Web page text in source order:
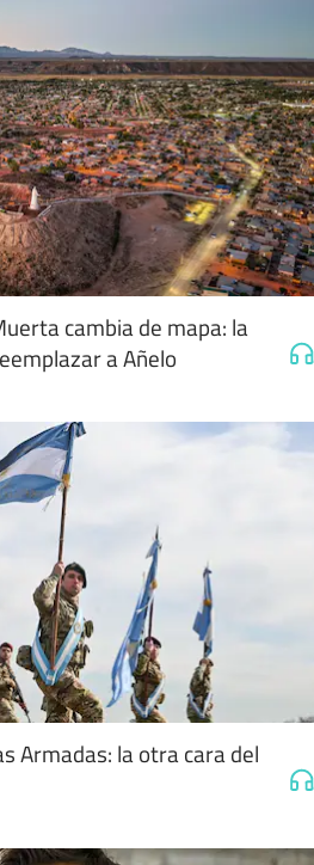
cambia de mapa: la
a Añelo
Armadas: la otra cara del